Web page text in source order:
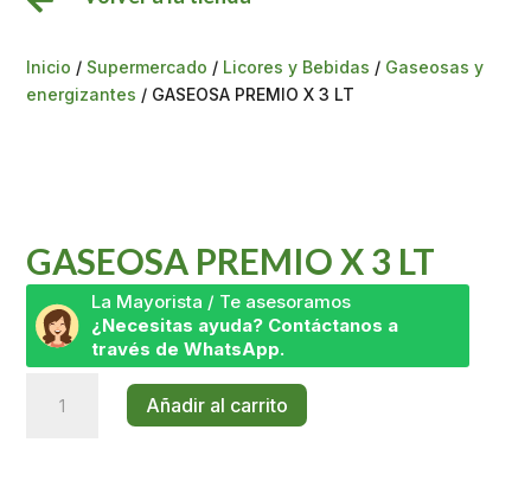
Inicio / Supermercado / Licores y Bebidas / Gaseosas y
energizantes / GASEOSA PREMIO X 3 LT
GASEOSA PREMIO X 3 LT
La Mayorista / Te asesoramos
¿Necesitas ayuda? Contáctanos a
través de WhatsApp.
PREMIO
Añadir al carrito